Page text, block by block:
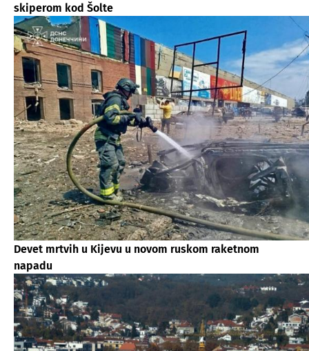
skiperom kod Šolte
Devet mrtvih u Kijevu u novom ruskom raketnom
napadu